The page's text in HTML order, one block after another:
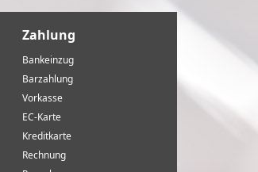
Zahlung
Bankeinzug
Barzahlung
Vorkasse
EC-Karte
Kreditkarte
Rechnung